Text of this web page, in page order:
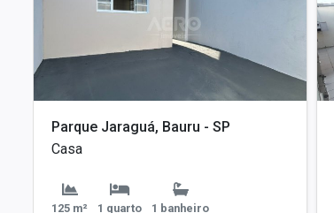
Parque Jaraguá, Bauru - SP
Casa
125 m² 1 quarto 1 banheiro